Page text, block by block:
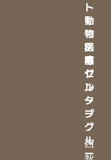
ト
動
物
病
院
グ
ル
ー
プ
・
西
荻
ト
動
物
医
療
セ
ン
タ
ー
グ
ル
ー